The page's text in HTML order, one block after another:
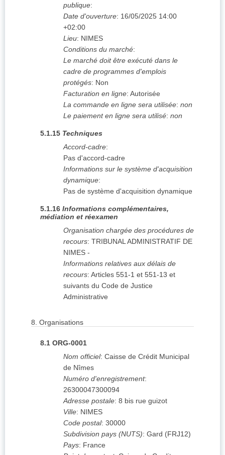
publique:
Date d'ouverture: 16/05/2025 14:00
+02:00
Lieu: NIMES
Conditions du marché:
Le marché doit être exécuté dans le
cadre de programmes d'emplois
protégés: Non
Facturation en ligne: Autorisée
La commande en ligne sera utilisée: non
Le paiement en ligne sera utilisé: non
5.1.15 Techniques
Accord-cadre:
Pas d'accord-cadre
Informations sur le système d'acquisition
dynamique:
Pas de système d'acquisition dynamique
5.1.16 Informations complémentaires,
médiation et réexamen
Organisation chargée des procédures de
recours: TRIBUNAL ADMINISTRATIF DE
NIMES -
Informations relatives aux délais de
recours: Articles 551-1 et 551-13 et
suivants du Code de Justice
Administrative
8. Organisations
8.1 ORG-0001
Nom officiel: Caisse de Crédit Municipal
de Nîmes
Numéro d'enregistrement:
26300047300094
Adresse postale: 8 bis rue guizot
Ville: NIMES
Code postal: 30000
Subdivision pays (NUTS): Gard (FRJ12)
Pays: France